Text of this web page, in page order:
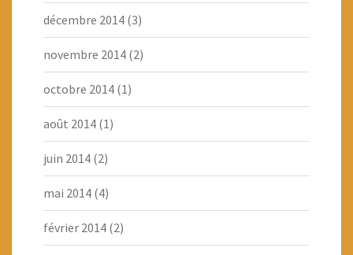
décembre 2014 (3)
novembre 2014 (2)
octobre 2014 (1)
août 2014 (1)
juin 2014 (2)
mai 2014 (4)
février 2014 (2)